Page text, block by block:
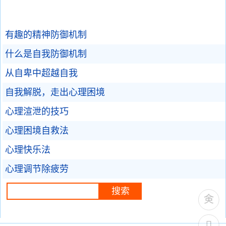
有趣的精神防御机制
什么是自我防御机制
从自卑中超越自我
自我解脱，走出心理困境
心理渲泄的技巧
心理困境自救法
心理快乐法
心理调节除疲劳